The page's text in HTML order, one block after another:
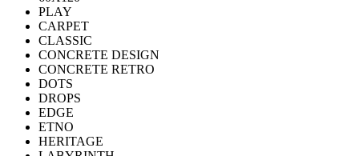
PLAY
CARPET
CLASSIC
CONCRETE DESIGN
CONCRETE RETRO
DOTS
DROPS
EDGE
ETNO
HERITAGE